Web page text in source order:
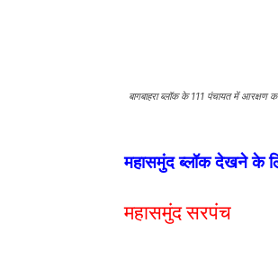
बागबाहरा ब्लॉक के 111 पंचायत में आरक्षण
महासमुंद ब्लॉक देखने के
महासमुंद सरपंच